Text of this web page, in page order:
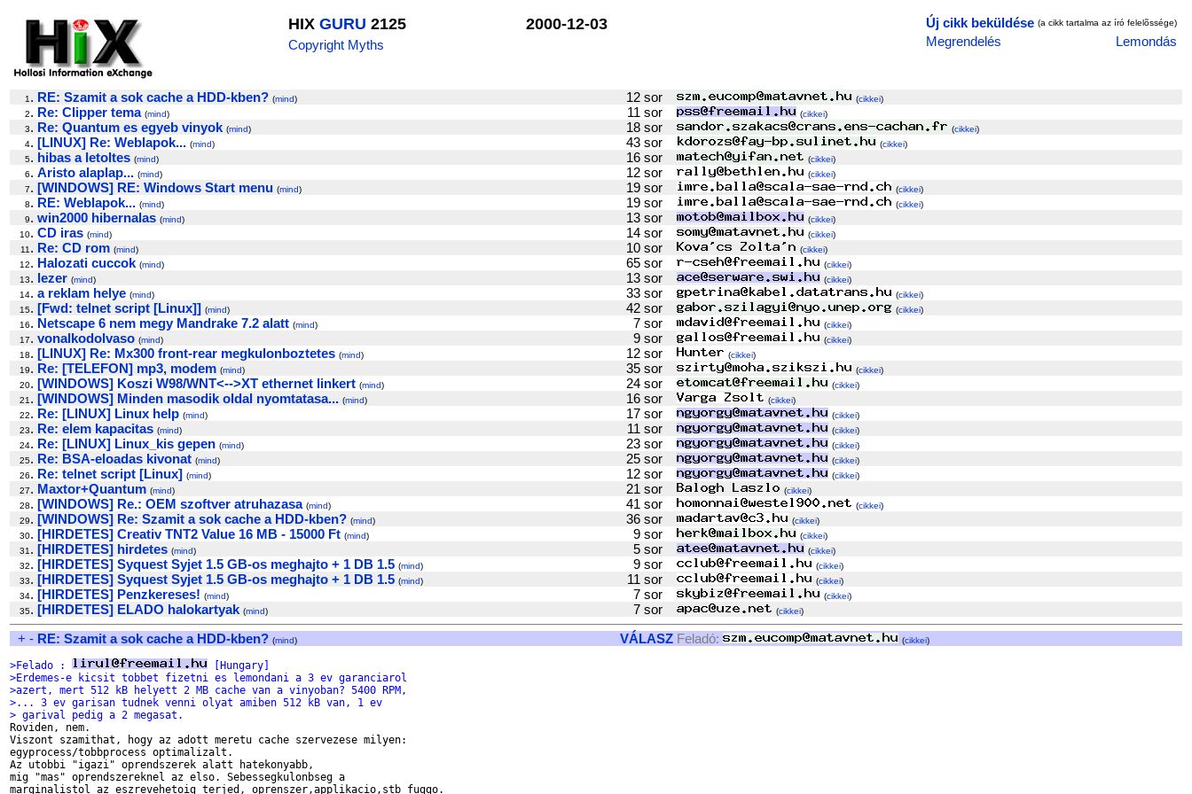
HIX GURU 2125
Copyright Myths
2000-12-03 Új cikk beküldése (a cikk tartalma az író felelõssége)
Megrendelés Lemondás
1 . RE: Szamit a sok cache a HDD-kben? (mind) 12 sor (cikkei)
2. Re: Clipper tema (mind) 11 sor (cikkei)
3. Re: Quantum es egyeb vinyok (mind) 18 sor (cikkei)
4. [LINUX] Re: Weblapok... (mind) 43 sor (cikkei)
5. hibas a letoltes (mind) 16 sor (cikkei)
6. Aristo alaplap... (mind) 12 sor (cikkei)
7. [WINDOWS] RE: Windows Start menu (mind) 19 sor (cikkei)
8. RE: Weblapok... (mind) 19 sor (cikkei)
9. win2000 hibernalas (mind) 13 sor (cikkei)
10. CD iras (mind) 14 sor (cikkei)
11 . Re: CD rom (mind) 10 sor (cikkei)
12. Halozati cuccok (mind) 65 sor (cikkei)
13. lezer (mind) 13 sor (cikkei)
14. a reklam helye (mind) 33 sor (cikkei)
15. [Fwd: telnet script [Linux]] (mind) 42 sor (cikkei)
16. Netscape 6 nem megy Mandrake 7.2 alatt (mind) 7 sor (cikkei)
17. vonalkodolvaso (mind) 9 sor (cikkei)
18. [LINUX] Re: Mx300 front-rear megkulonboztetes (mind) 12 sor (cikkei)
19. Re: [TELEFON] mp3, modem (mind) 35 sor (cikkei)
20. [WINDOWS] Koszi W98/WNT<-->XT ethernet linkert (mind) 24 sor (cikkei)
21 . [WINDOWS] Minden masodik oldal nyomtatasa... (mind) 16 sor (cikkei)
22. Re: [LINUX] Linux help (mind) 17 sor (cikkei)
23. Re: elem kapacitas (mind) 11 sor (cikkei)
24. Re: [LINUX] Linux_kis gepen (mind) 23 sor (cikkei)
25. Re: BSA-eloadas kivonat (mind) 25 sor (cikkei)
26. Re: telnet script [Linux] (mind) 12 sor (cikkei)
27. Maxtor+Quantum (mind) 21 sor (cikkei)
28. [WINDOWS] Re.: OEM szoftver atruhazasa (mind) 41 sor (cikkei)
29. [WINDOWS] Re: Szamit a sok cache a HDD-kben? (mind) 36 sor (cikkei)
30. [HIRDETES] Creativ TNT2 Value 16 MB - 15000 Ft (mind) 9 sor (cikkei)
31 . [HIRDETES] hirdetes (mind) 5 sor (cikkei)
32. [HIRDETES] Syquest Syjet 1.5 GB-os meghajto + 1 DB 1.5 (mind) 9 sor (cikkei)
33. [HIRDETES] Syquest Syjet 1.5 GB-os meghajto + 1 DB 1.5 (mind) 11 sor (cikkei)
34. [HIRDETES] Penzkereses! (mind) 7 sor (cikkei)
35. [HIRDETES] ELADO halokartyak (mind) 7 sor (cikkei)
+ - RE: Szamit a sok cache a HDD-kben? (mind) VÁLASZ Feladó: (cikkei)
>Felado :
[Hungary]
>Erdemes-e kicsit tobbet fizetni es lemondani a 3 ev garanciarol
>azert, mert 512 kB helyett 2 MB cache van a vinyoban? 5400 RPM,
>... 3 ev garisan tudnek venni olyat amiben 512 kB van, 1 ev
> garival pedig a 2 megasat.
Roviden, nem.
Viszont szamithat, hogy az adott meretu cache szervezese milyen:
egyprocess/tobbprocess optimalizalt.
Az utobbi "igazi" oprendszerek alatt hatekonyabb,
mig "mas" oprendszereknel az elso. Sebessegkulonbseg a
marginalistol az eszrevehetoig terjed, oprenszer,applikacio,stb fuggo.